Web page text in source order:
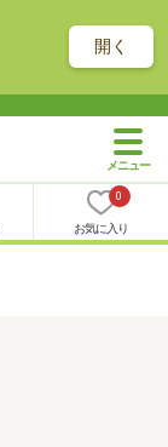
開く
0
お気に入り